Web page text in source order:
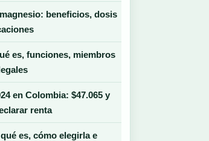
beneficios, dosis
es, funciones, miembros
en Colombia: $47.065 y
renta
es, cómo elegirla e